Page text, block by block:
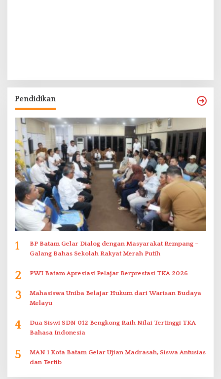
Pendidikan
1
BP Batam Gelar Dialog dengan Masyarakat Rempang –
Galang Bahas Sekolah Rakyat Merah Putih
2 PWI Batam Apresiasi Pelajar Berprestasi TKA 2026
3
Mahasiswa Uniba Belajar Hukum dari Warisan Budaya
Melayu
4
Dua Siswi SDN 012 Bengkong Raih Nilai Tertinggi TKA
Bahasa Indonesia
5
MAN 1 Kota Batam Gelar Ujian Madrasah, Siswa Antusias
dan Tertib